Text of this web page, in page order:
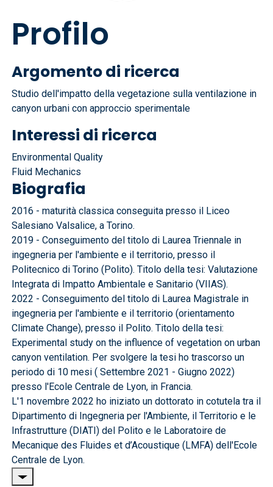
Profilo
Argomento di ricerca
Studio dell'impatto della vegetazione sulla ventilazione in
canyon urbani con approccio sperimentale
Interessi di ricerca
Environmental Quality
Fluid Mechanics
Biografia
2016 - maturità classica conseguita presso il Liceo
Salesiano Valsalice, a Torino.
2019 - Conseguimento del titolo di Laurea Triennale in
ingegneria per l'ambiente e il territorio, presso il
Politecnico di Torino (Polito). Titolo della tesi: Valutazione
Integrata di Impatto Ambientale e Sanitario (VIIAS).
2022 - Conseguimento del titolo di Laurea Magistrale in
ingegneria per l'ambiente e il territorio (orientamento
Climate Change), presso il Polito. Titolo della tesi:
Experimental study on the influence of vegetation on urban
canyon ventilation. Per svolgere la tesi ho trascorso un
periodo di 10 mesi ( Settembre 2021 - Giugno 2022)
presso l'Ecole Centrale de Lyon, in Francia.
L'1 novembre 2022 ho iniziato un dottorato in cotutela tra il
Dipartimento di Ingegneria per l'Ambiente, il Territorio e le
Infrastrutture (DIATI) del Polito e le Laboratoire de
Mecanique des Fluides et d’Acoustique (LMFA) dell'Ecole
Centrale de Lyon.